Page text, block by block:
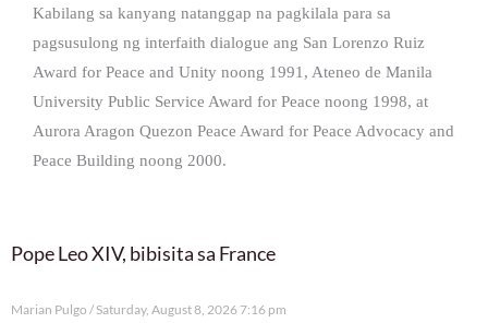
Kabilang sa kanyang natanggap na pagkilala para sa
pagsusulong ng interfaith dialogue ang San Lorenzo Ruiz
Award for Peace and Unity noong 1991, Ateneo de Manila
University Public Service Award for Peace noong 1998, at
Aurora Aragon Quezon Peace Award for Peace Advocacy and
Peace Building noong 2000.
Pope Leo XIV, bibisita sa France
Marian Pulgo Saturday, August 8, 2026 7:16 pm